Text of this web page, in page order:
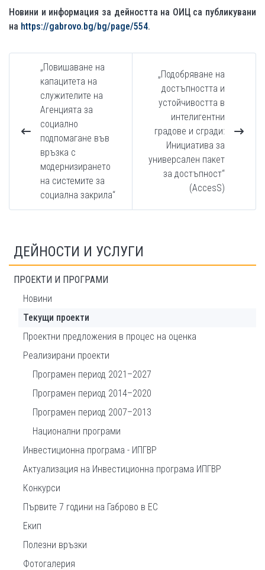
Новини и информация за дейността на ОИЦ са публикувани
на https://gabrovo.bg/bg/page/554.
„Повишаване на
капацитета на
служителите на
Агенцията за
социално
подпомагане във
връзка с
модернизирането
на системите за
социална закрила“
„Подобряване на
достъпността и
устойчивостта в
интелигентни
градове и сгради:
Инициатива за
универсален пакет
за достъпност“
(AccesS)
ДЕЙНОСТИ И УСЛУГИ
ПРОЕКТИ И ПРОГРАМИ
Новини
Текущи проекти
Проектни предложения в процес на оценка
Реализирани проекти
Програмен период 2021–2027
Програмен период 2014–2020
Програмен период 2007–2013
Национални програми
Инвестиционна програма - ИПГВР
Актуализация на Инвестиционна програма ИПГВР
Конкурси
Първите 7 години на Габрово в ЕС
Екип
Полезни връзки
Фотогалерия